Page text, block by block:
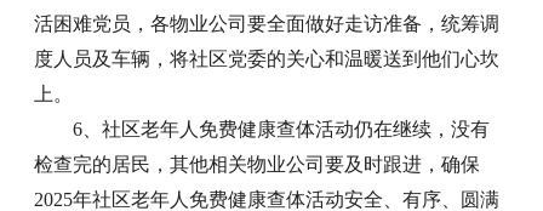
活困难党员，各物业公司要全面做好走访准备，统筹调
度人员及车辆，将社区党委的关心和温暖送到他们心坎
上。
6、社区老年人免费健康查体活动仍在继续，没有
检查完的居民，其他相关物业公司要及时跟进，确保
2025年社区老年人免费健康查体活动安全、有序、圆满